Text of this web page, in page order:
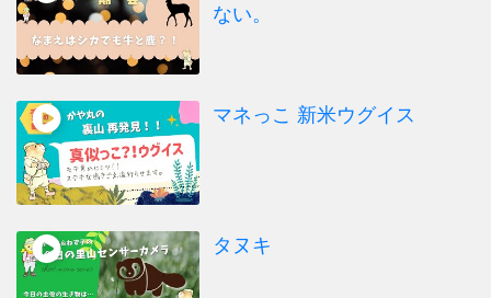
ない。
マネっこ 新米ウグイス
タヌキ